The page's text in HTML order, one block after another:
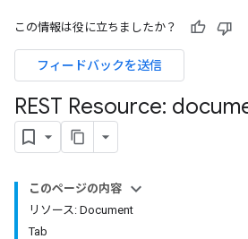
この情報は役に立ちましたか？
フィードバックを送信
REST Resource:
このページの内容
リソース: Document
Tab